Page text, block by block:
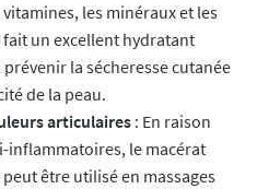
les minéraux et les
fait un excellent hydratant
la sécheresse cutanée
de la peau.
articulaires: En raison
inflammatoires, le macérat
être utilisé en massages